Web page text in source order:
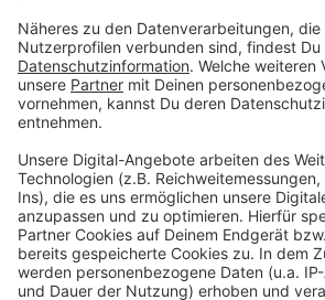
war ebenfalls normal groß. Er trug
mit einem auffälligen Logo auf dem
dunkle Hose und eine dunkle Mütze.
Anzeige
Anzeige